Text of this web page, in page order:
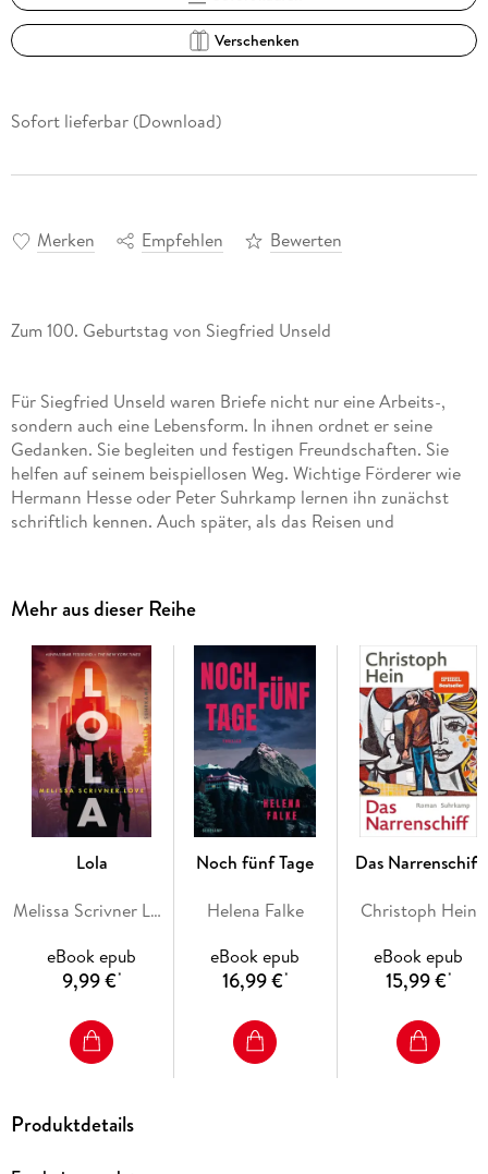
Verschenken
Sofort lieferbar (Download)
Merken Empfehlen Bewerten
Zum 100. Geburtstag von Siegfried Unseld
Für Siegfried Unseld waren Briefe nicht nur eine Arbeits-,
sondern auch eine Lebensform. In ihnen ordnet er seine
Gedanken. Sie begleiten und festigen Freundschaften. Sie
helfen auf seinem beispiellosen Weg. Wichtige Förderer wie
Hermann Hesse oder Peter Suhrkamp lernen ihn zunächst
schriftlich kennen. Auch später, als das Reisen und
Unseld täglich zahlreiche Briefe. So finden sich in den
Archiven heute über 50. 000 eigenhändig geschriebene oder
auch diktierte Schreiben. Aus dieser Fülle haben die
Herausgeber 100 exemplarische Briefe ausgewählt und
kenntnisreich kommentiert. In dem, was Siegfried Unseld
Ingeborg Bachmann, Samuel Beckett, Ignatz Bubis, Hans
Magnus Enzensberger, Max Frisch, Henry Kissinger,
Autorinnen wie Autoren, Verlegern, Journalistinnen mitteilte,
spiegelt sich nicht nur Unselds Denken. Diese Briefe
dokumentieren eindrucksvoll und vielfältig die intellektuelle
Geschichte der Bundesrepublik.
Mehr aus dieser Reihe
Lola
Melissa Scrivner Love
eBook epub
9,99 €*
Noch fünf Tage
Helena Falke
eBook epub
16,99 €*
Das Narrenschiff
Christoph Hein
eBook epub
15,99 €*
Produktdetails